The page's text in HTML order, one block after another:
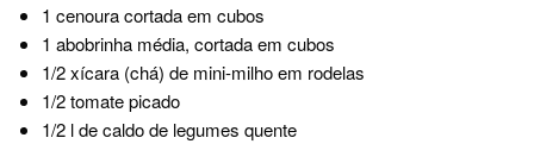
1 cenoura cortada em cubos
1 abobrinha média, cortada em cubos
1/2 xícara (chá) de mini-milho em rodelas
1/2 tomate picado
1/2 l de caldo de legumes quente